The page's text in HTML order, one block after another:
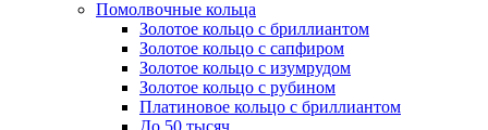
Помолвочные кольца
Золотое кольцо с бриллиантом
Золотое кольцо с сапфиром
Золотое кольцо с изумрудом
Золотое кольцо с рубином
Платиновое кольцо с бриллиантом
До 50 тысяч